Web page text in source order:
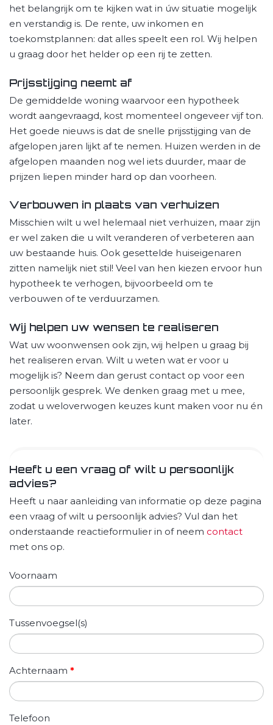
het belangrijk om te kijken wat in úw situatie mogelijk
en verstandig is. De rente, uw inkomen en
toekomstplannen: dat alles speelt een rol. Wij helpen
u graag door het helder op een rij te zetten.
Prijsstijging neemt af
De gemiddelde woning waarvoor een hypotheek
wordt aangevraagd, kost momenteel ongeveer vijf ton.
Het goede nieuws is dat de snelle prijsstijging van de
afgelopen jaren lijkt af te nemen. Huizen werden in de
afgelopen maanden nog wel iets duurder, maar de
prijzen liepen minder hard op dan voorheen.
Verbouwen in plaats van verhuizen
Misschien wilt u wel helemaal niet verhuizen, maar zijn
er wel zaken die u wilt veranderen of verbeteren aan
uw bestaande huis. Ook gesettelde huiseigenaren
zitten namelijk niet stil! Veel van hen kiezen ervoor hun
hypotheek te verhogen, bijvoorbeeld om te
verbouwen of te verduurzamen.
Wij helpen uw wensen te realiseren
Wat uw woonwensen ook zijn, wij helpen u graag bij
het realiseren ervan. Wilt u weten wat er voor u
mogelijk is? Neem dan gerust contact op voor een
persoonlijk gesprek. We denken graag met u mee,
zodat u weloverwogen keuzes kunt maken voor nu én
later.
Heeft u een vraag of wilt u persoonlijk
advies?
Heeft u naar aanleiding van informatie op deze pagina
een vraag of wilt u persoonlijk advies? Vul dan het
onderstaande reactieformulier in of neem contact
met ons op.
Voornaam
Tussenvoegsel(s)
Achternaam *
Telefoon